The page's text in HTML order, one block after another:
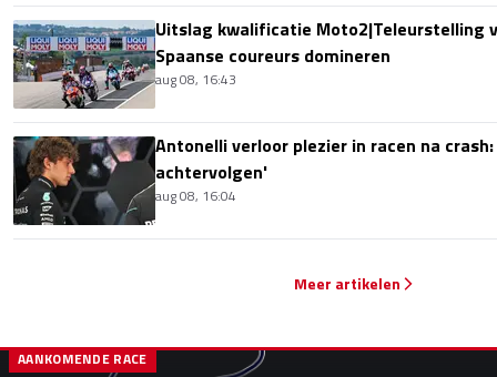
Uitslag kwalificatie Moto2|Teleurstelling
Spaanse coureurs domineren
aug 08, 16:43
Antonelli verloor plezier in racen na
achtervolgen'
aug 08, 16:04
Meer artikelen
AANKOMENDE RACE